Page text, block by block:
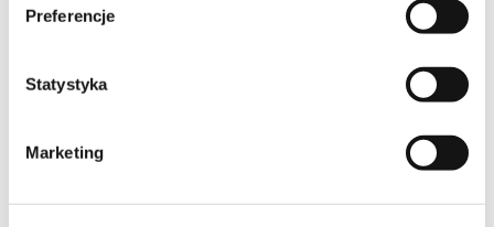
Preferencje
Statystyka
Marketing
były miękkie.